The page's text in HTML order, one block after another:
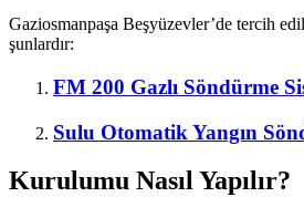
Gaziosmanpaşa Beşyüzevler’de tercih
şunlardır:
FM 200 Gazlı Söndürme
Sulu Otomatik Yangın
Kurulumu Nasıl Yapılır?